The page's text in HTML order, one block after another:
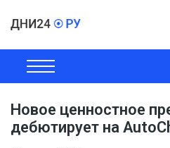
ОБЩЕСТВО
Новое ценностное
дебютирует на